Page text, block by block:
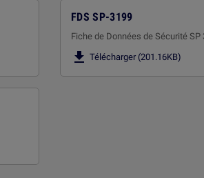
FDS SP-3199
Fiche de Données de Sécurité SP
 Télécharger (201.16KB)